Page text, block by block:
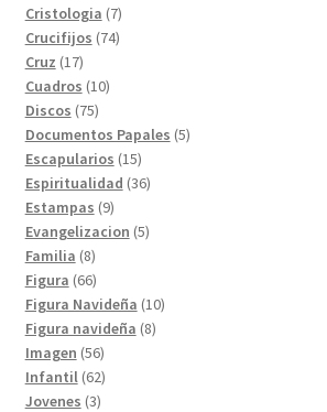
productos
Cristologia 77
productos
Crucifijos 7474
Cruz 1717
productos
Cuadros 1010
Discos 7575
productos
Documentos Papales 55
Escapularios 1515
productos
Espiritualidad 3636
Estampas 99
productos
Evangelizacion 55
Familia 88
productos
Figura 6666
productos
Figura Navideña 1010
Figura navideña 88
Imagen 5656
productos
Infantil 6262
productos
Jovenes 33